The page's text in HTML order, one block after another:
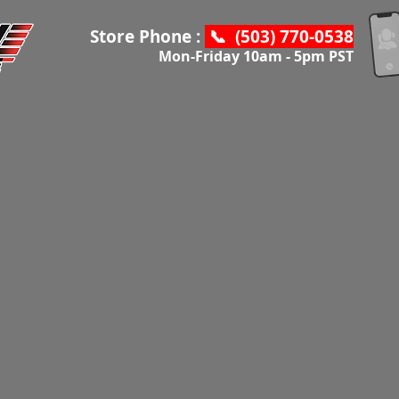
Store Phone : 📞 (503) 770-0538
Mon-Friday 10am - 5pm PST